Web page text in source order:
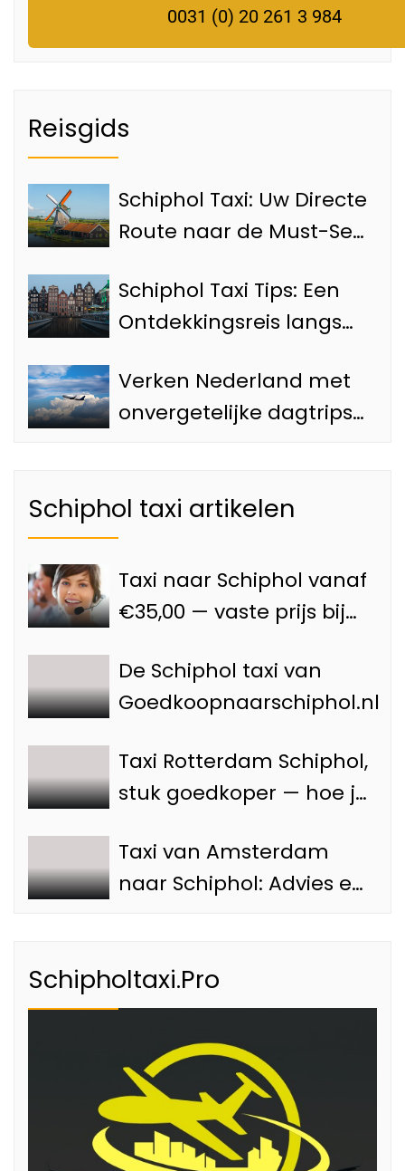
0031 (0) 20 261 3 984
Reisgids
Schiphol Taxi: Uw Directe
Route naar de Must-See
van Amsterdam
Schiphol Taxi Tips: Een
Ontdekkingsreis langs
Amsterdam
Verken Nederland met
onvergetelijke dagtrips
Schiphol taxi artikelen
Taxi naar Schiphol vanaf
€35,00 — vaste prijs bij
De Schiphol taxi van
Goedkoopnaarschiphol.nl
Taxi Rotterdam Schiphol,
stuk goedkoper — hoe je
betaalt
Taxi van Amsterdam
naar Schiphol: Advies en
Schipholtaxi.Pro